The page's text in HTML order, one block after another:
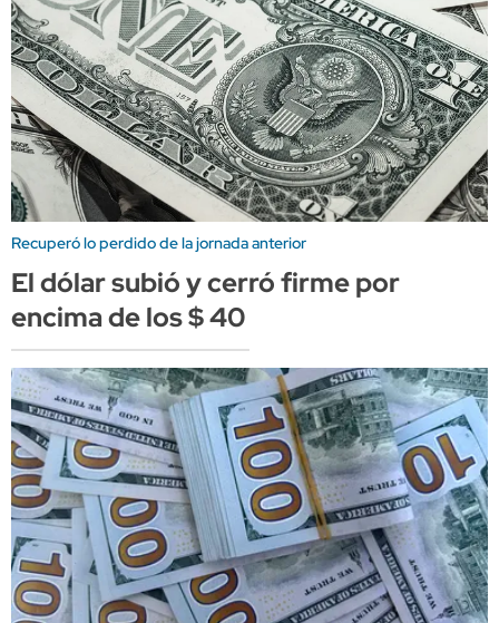
Recuperó lo perdido de la jornada anterior
El dólar subió y cerró firme por
encima de los $ 40